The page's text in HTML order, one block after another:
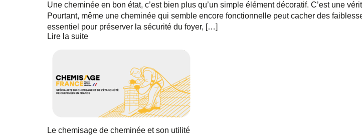
Une cheminée en bon état, c’est bien plus qu’un simple élément décoratif. C’est une
Pourtant, même une cheminée qui semble encore fonctionnelle peut cacher des
essentiel pour préserver la sécurité du foyer, […]
Lire la suite
Le chemisage de cheminée et son utilité